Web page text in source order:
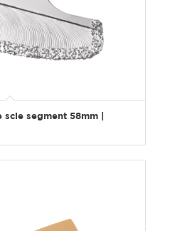
scie segment 58mm |